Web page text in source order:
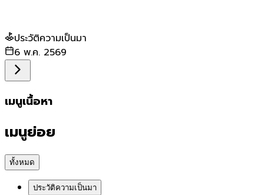
ประวัติความเป็นมา
6 พ.ค. 2569
เมนูเนื้อหา
เมนูย่อย
ทั้งหมด
ประวัติความเป็นมา